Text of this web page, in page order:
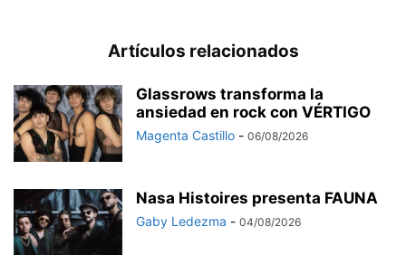
Artículos relacionados
Glassrows transforma la
ansiedad en rock con VÉRTIGO
Magenta Castillo - 06/08/2026
Nasa Histoires presenta FAUNA
Gaby Ledezma - 04/08/2026